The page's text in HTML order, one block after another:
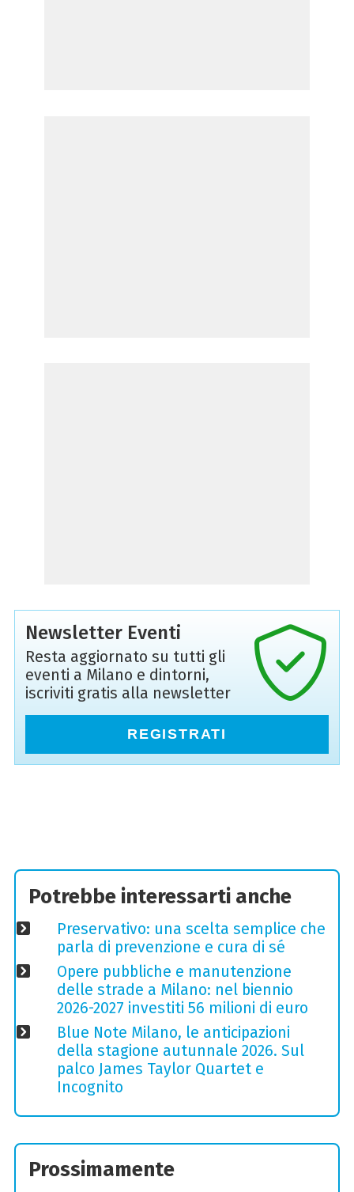
Newsletter Eventi
Resta aggiornato su tutti gli
eventi a Milano e dintorni,
iscriviti gratis alla newsletter
REGISTRATI
Potrebbe interessarti anche
Preservativo: una scelta semplice che
parla di prevenzione e cura di sé
Opere pubbliche e manutenzione
delle strade a Milano: nel biennio
2026-2027 investiti 56 milioni di euro
Blue Note Milano, le anticipazioni
della stagione autunnale 2026. Sul
palco James Taylor Quartet e
Incognito
Prossimamente